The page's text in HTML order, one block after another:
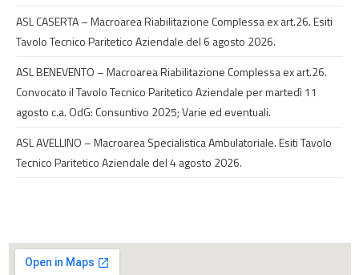
ASL CASERTA – Macroarea Riabilitazione Complessa ex art.26. Esiti
Tavolo Tecnico Paritetico Aziendale del 6 agosto 2026.
ASL BENEVENTO – Macroarea Riabilitazione Complessa ex art.26.
Convocato il Tavolo Tecnico Paritetico Aziendale per martedì 11
agosto c.a. OdG: Consuntivo 2025; Varie ed eventuali.
ASL AVELLINO – Macroarea Specialistica Ambulatoriale. Esiti Tavolo
Tecnico Paritetico Aziendale del 4 agosto 2026.